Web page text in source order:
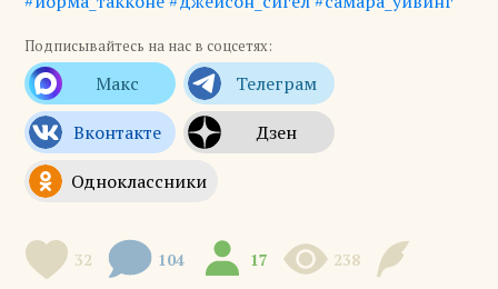
Подписывайтесь на нас в соцсетях:
32 104 17 238